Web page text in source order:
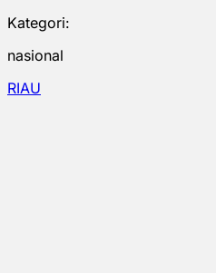
Kategori:
nasional
RIAU